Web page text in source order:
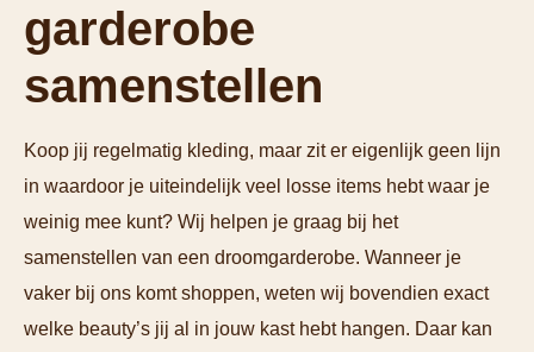
garderobe
samenstellen
Koop jij regelmatig kleding, maar zit er eigenlijk geen lijn
in waardoor je uiteindelijk veel losse items hebt waar je
weinig mee kunt? Wij helpen je graag bij het
samenstellen van een droomgarderobe. Wanneer je
vaker bij ons komt shoppen, weten wij bovendien exact
welke beauty’s jij al in jouw kast hebt hangen. Daar kan